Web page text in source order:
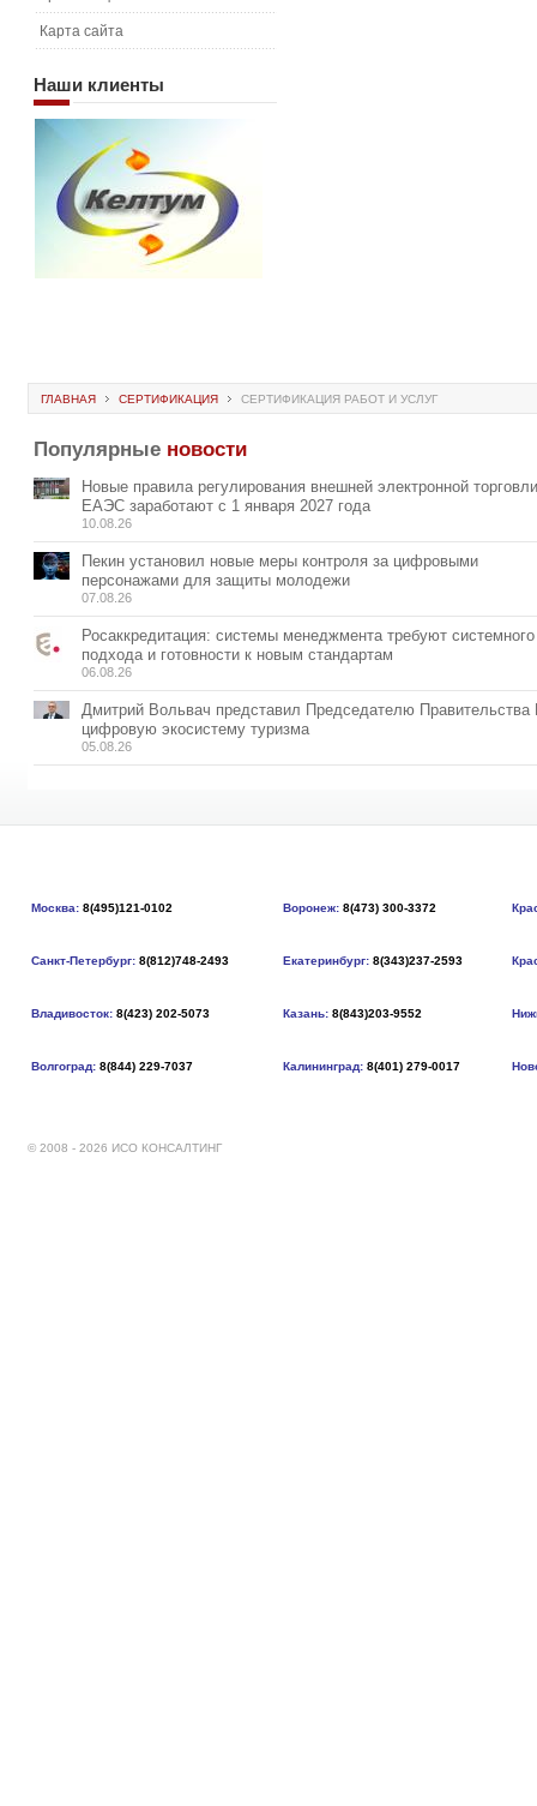
Карта сайта
Наши клиенты
ГЛАВНАЯ СЕРТИФИКАЦИЯ СЕРТИФИКАЦИЯ РАБОТ И УСЛУГ
Популярные новости
Новые правила регулирования внешней электронной
ЕАЭС заработают с 1 января 2027 года
10.08.26
Пекин установил новые меры контроля за цифровыми
персонажами для защиты молодежи
07.08.26
Росаккредитация: системы менеджмента требуют системного
подхода и готовности к новым стандартам
06.08.26
Дмитрий Вольвач представил Председателю
цифровую экосистему туризма
05.08.26
Москва: 8(495)121-0102 Воронеж: 8(473) 300-3372
Санкт-Петербург: 8(812)748-2493 Екатеринбург: 8(343)237-2593
Владивосток: 8(423) 202-5073 Казань: 8(843)203-9552
Волгоград: 8(844) 229-7037 Калининград: 8(401) 279-0017
© 2008 - 2026 ИСО КОНСАЛТИНГ